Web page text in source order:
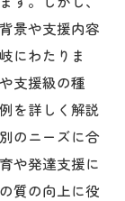
景や支援内容
にわたりま
支援級の種
を詳しく解説
のニーズに合
や発達支援に
質の向上に役